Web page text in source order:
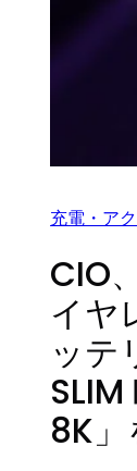
充電・ア
CIO
イヤ
ッテ
8K